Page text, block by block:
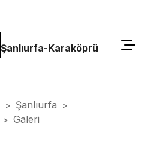
Şanlıurfa-Karaköprü
> Şanlıurfa >
> Galeri